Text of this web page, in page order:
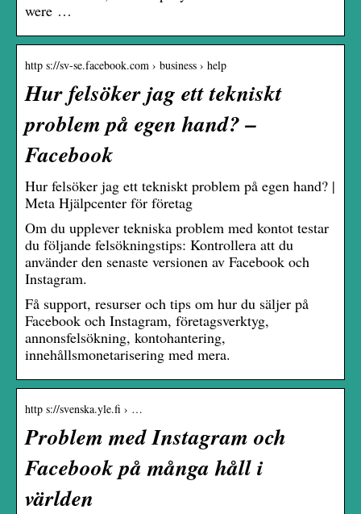
were …
http s://sv-se.facebook.com › business › help
Hur felsöker jag ett tekniskt
problem på egen hand? –
Facebook
Hur felsöker jag ett tekniskt problem på egen hand? |
Meta Hjälpcenter för företag
Om du upplever tekniska problem med kontot testar
du följande felsökningstips: Kontrollera att du
använder den senaste versionen av Facebook och
Instagram.
Få support, resurser och tips om hur du säljer på
Facebook och Instagram, företagsverktyg,
annonsfelsökning, kontohantering,
innehållsmonetarisering med mera.
http s://svenska.yle.fi › …
Problem med Instagram och
Facebook på många håll i
världen